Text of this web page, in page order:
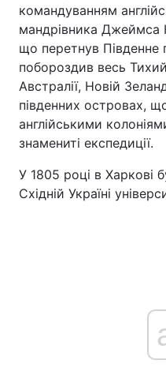
командуванням
мандрівника Джеймса
що перетнув Південне
побороздив весь
Австралії, Новій
південних островах,
англійськими
знамениті експедиції.
У 1805 році в Харкові
Східній Україні